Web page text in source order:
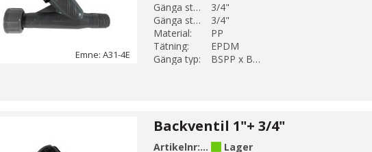
Emne: A31-4E
Gänga storlek 1:
3/4"
Gänga storlek 2:
3/4"
Material:
PP
Tätning:
EPDM
Gänga typ:
BSPP x BSPT
Backventil 1"+ 3/4"
Artikelnr:A31-46-E
Lager